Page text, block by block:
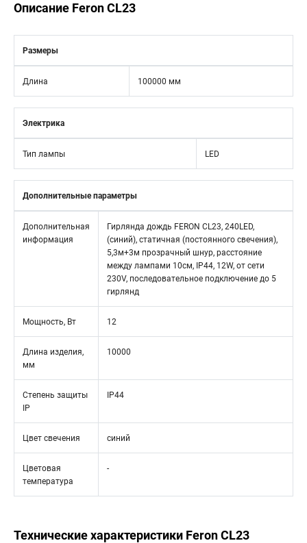
Описание Feron CL23
Размеры
Длина 100000 мм
Электрика
Тип лампы LED
Дополнительные параметры
Дополнительная
информация
Гирлянда дождь FERON CL23, 240LED,
(синий), статичная (постоянного свечения),
5,3м+3м прозрачный шнур, расстояние
между лампами 10см, IP44, 12W, от сети
230V, последовательное подключение до 5
гирлянд
Мощность, Вт 12
Длина изделия,
мм
10000
Степень защиты
IP
IP44
Цвет свечения синий
Цветовая
температура
-
Технические характеристики Feron CL23